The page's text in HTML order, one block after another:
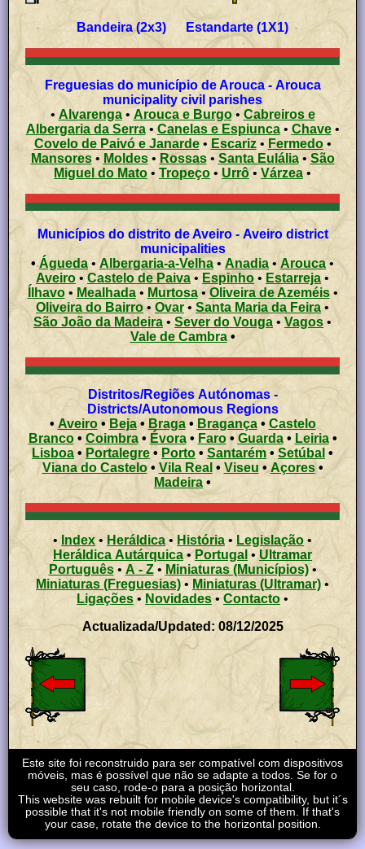
Bandeira (2x3) Estandarte (1X1)
Freguesias do município de Arouca - Arouca
municipality civil parishes
• Alvarenga• Arouca e Burgo• Cabreiros e
Albergaria da Serra•Canelas e Espiunca• Chave•
Covelo de Paivó e Janarde• Escariz• Fermedo•
Mansores• Moldes• Rossas• Santa Eulália• São
Miguel do Mato • Tropeço • Urrô• Várzea •
Municípios do distrito de Aveiro - Aveiro district
municipalities
• Águeda•Albergaria-a-Velha• Anadia • Arouca•
Aveiro • Castelo de Paiva• Espinho• Estarreja•
Ílhavo• Mealhada• Murtosa•Oliveira de Azeméis•
Oliveira do Bairro• Ovar • Santa Maria da Feira •
São João da Madeira• Sever do Vouga • Vagos •
Vale de Cambra •
Distritos/Regiões Autónomas -
Districts/Autonomous Regions
•Aveiro• Beja•Braga• Bragança• Castelo
Branco• Coimbra• Évora• Faro• Guarda• Leiria•
Lisboa •Portalegre • Porto • Santarém • Setúbal •
Viana do Castelo• Vila Real • Viseu•Açores•
Madeira •
• Index • Heráldica • História • Legislação •
Heráldica Autárquica• Portugal •Ultramar
Português• A - Z• Miniaturas (Municípios)•
Miniaturas (Freguesias)• Miniaturas (Ultramar) •
Ligações • Novidades •Contacto •
Actualizada/Updated: 08/12/2025
Este site foi reconstruido para ser compatível com dispositivos
móveis, mas é possível que não se adapte a todos. Se for o
seu caso, rode-o para a posição horizontal.
This website was rebuilt for mobile device's compatibility, but it´s
possible that it's not mobile friendly on some of them. If that's
your case, rotate the device to the horizontal position.